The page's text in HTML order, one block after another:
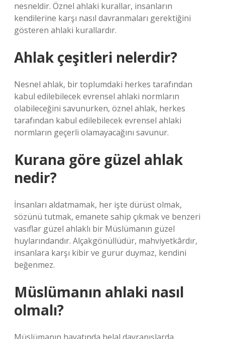
nesneldir. Öznel ahlaki kurallar, insanların
kendilerine karşı nasıl davranmaları gerektiğini
gösteren ahlaki kurallardır.
Ahlak çeşitleri nelerdir?
Nesnel ahlak, bir toplumdaki herkes tarafından
kabul edilebilecek evrensel ahlaki normların
olabileceğini savunurken, öznel ahlak, herkes
tarafından kabul edilebilecek evrensel ahlaki
normların geçerli olamayacağını savunur.
Kurana göre güzel ahlak
nedir?
İnsanları aldatmamak, her işte dürüst olmak,
sözünü tutmak, emanete sahip çıkmak ve benzeri
vasıflar güzel ahlaklı bir Müslümanın güzel
huylarındandır. Alçakgönüllüdür, mahviyetkârdır,
insanlara karşı kibir ve gurur duymaz, kendini
beğenmez.
Müslümanın ahlaki nasıl
olmalı?